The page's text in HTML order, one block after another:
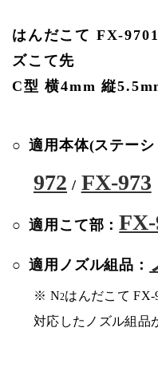
はんだこて FX-
ズこて先
C型 横4mm 縦
適用本体(ステーシ
972 / FX-973
適用こて部：FX-
適用ノズル組品：
※ N2はんだこて FX-
対応したノズル組品